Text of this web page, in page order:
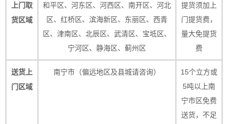
上门取
货区域
和平区、河东区、河西区、南开区、河北
区、红桥区、滨海新区、东丽区、西青
区、津南区、北辰区、武清区、宝坻区、
宁河区、静海区、蓟州区
提货须加上
门提货费，
量大免提货
费
送货上
门区域
南宁市（偏远地区及县城请咨询）
15个立方或
5吨以上南
宁市区免费
送货，不足